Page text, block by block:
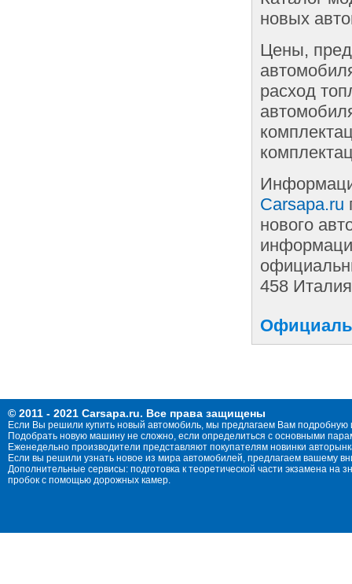
новых
Цены,
расход
Carsapa.ru
нового
458
© 2011 - 2021 Carsapa.ru. Все права защищены
Если Вы решили купить новый автомобиль, мы предлагаем Вам
Подобрать новую машину не сложно, если определиться с основными
Еженедельно производители представляют покупателям новинки
Если вы решили узнать новое из мира автомобилей, предлагаем вашему
Дополнительные сервисы: подготовка к теоретической части экзамена
пробок с помощью дорожных камер.